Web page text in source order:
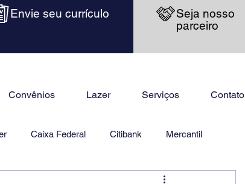
Envie seu currículo
Seja nosso
parceiro
Convênios Lazer Serviços Contato
Caixa Federal Citibank Mercantil